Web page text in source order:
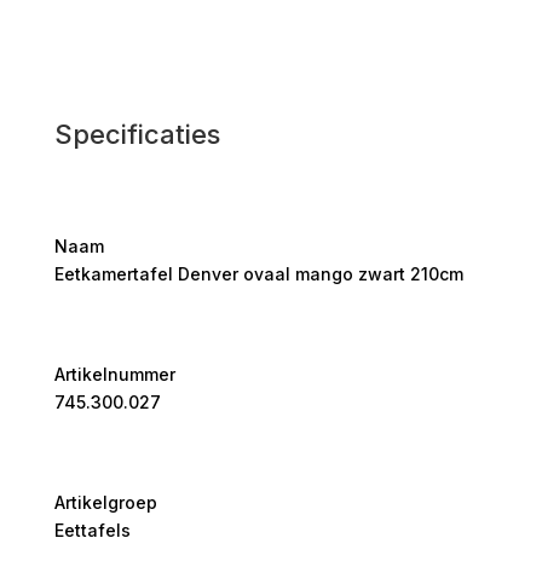
Specificaties
Naam
Eetkamertafel Denver ovaal mango zwart 210cm
Artikelnummer
745.300.027
Artikelgroep
Eettafels